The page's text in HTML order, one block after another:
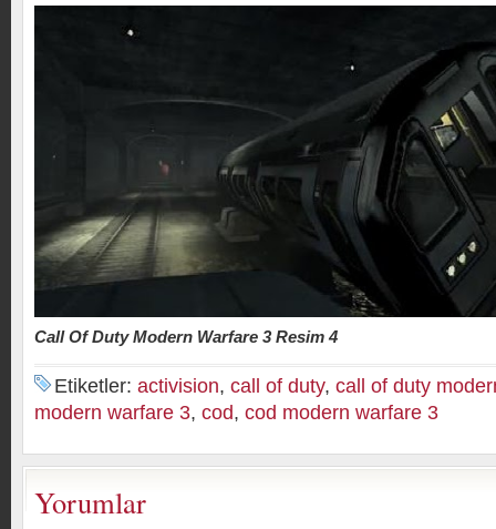
Call Of Duty Modern Warfare 3 Resim 4
Etiketler: activision, call of duty, call of duty
modern warfare 3, cod, cod modern warfare 3
Yorumlar